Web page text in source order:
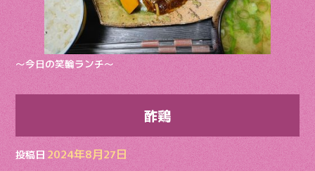
〜今日の笑輪ランチ〜
酢鶏
投稿日 2024年8月27日